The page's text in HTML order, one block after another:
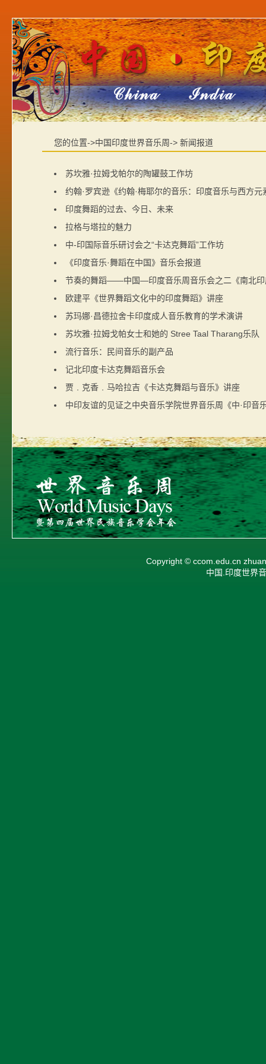
您的位置->中国印度世界音乐周-> 新闻报道
苏坎雅·拉姆戈帕尔的陶罐鼓工作坊
约翰·罗宾逊《约翰·梅耶尔的音乐：印度音乐与西方
印度舞蹈的过去、今日、未来
拉格与塔拉的魅力
中-印国际音乐研讨会之“卡达克舞蹈”工作坊
《印度音乐·舞蹈在中国》音乐会报道
节奏的舞蹈——中国—印度音乐周音乐会之二《南北印
欧建平《世界舞蹈文化中的印度舞蹈》讲座
苏玛娜·昌德拉舍卡印度成人音乐教育的学术演讲
苏坎雅·拉姆戈帕女士和她的 Stree Taal Tharang乐队
流行音乐：民间音乐的副产品
记北印度卡达克舞蹈音乐会
贾﹒克香﹒马哈拉吉《卡达克舞蹈与音乐》讲座
中印友谊的见证之中央音乐学院世界音乐周《中·印
Copyright © ccom.edu.cn
中国.印度世界